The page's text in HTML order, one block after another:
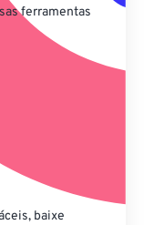
ferramentas
baixe